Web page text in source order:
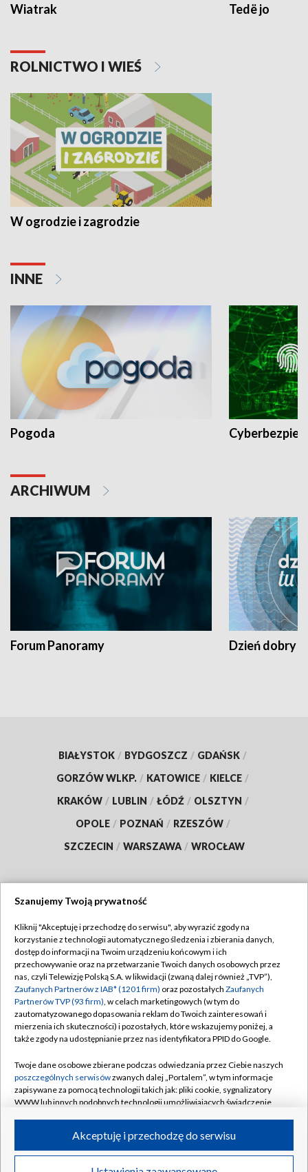
Wiatrak Tedë jo
ROLNICTWO I WIEŚ
W ogrodzie i zagrodzie
INNE
Pogoda
ARCHIWUM
Forum Panoramy Dzień dobry
BIAŁYSTOK / BYDGOSZCZ / GDAŃSK /
GORZÓW WLKP. / KATOWICE / KIELCE /
KRAKÓW / LUBLIN / ŁÓDŹ / OLSZTYN /
OPOLE / POZNAŃ / RZESZÓW /
SZCZECIN / WARSZAWA / WROCŁAW
TVP
Abonament TVP
Emisja w TVP
Centrum informacji TVP
Naziemna Telewizja Cyfrowa
Rada Programowa
System NOS
Informacje o nadawcy
Program dla prasy
Regulamin TVP
Polityka prywatności
Moje zgody
Pomoc
Kontakt
Kanały
©2026 Telewizja Polska S.A. w likwidacji
Szanujemy Twoją prywatność
Kliknij "Akceptuję i przechodzę do serwisu", aby wyrazić zgody na
korzystanie z technologii automatycznego śledzenia i zbierania danych,
dostęp do informacji na Twoim urządzeniu końcowym i ich
przechowywanie oraz na przetwarzanie Twoich danych osobowych przez
nas, czyli Telewizję Polską S.A. w likwidacji (zwaną dalej również „TVP”),
Zaufanych Partnerów z IAB* (1201 firm) oraz pozostałych Zaufanych
Partnerów TVP (93 firm), w celach marketingowych (w tym do
zautomatyzowanego dopasowania reklam do Twoich zainteresowań i
mierzenia ich skuteczności) i pozostałych, które wskazujemy poniżej, a
także zgody na udostępnianie przez nas identyfikatora PPID do Google.
Twoje dane osobowe zbierane podczas odwiedzania przez Ciebie naszych
poszczególnych serwisówzwanych dalej „Portalem”, w tym informacje
zapisywane za pomocą technologii takich jak: pliki cookie, sygnalizatory
WWW lub innych podobnych technologii umożliwiających świadczenie
ruchu w Internecie.
Twoje dane osobowe zbierane podczas odwiedzania przez Ciebie
Akceptuję i przechodzę do serwisu